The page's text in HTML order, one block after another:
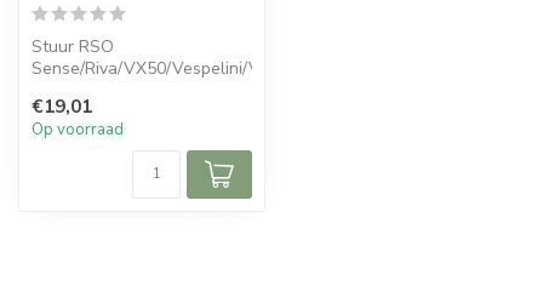
Stuur RSO
Sense/Riva/VX50/Vespelini/Vespa-
€19,01
Op voorraad